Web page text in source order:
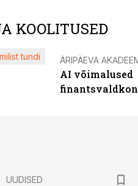
KOOLITUSED
tundi ÄRIPÄEVA
AI võimalused
UUDISED